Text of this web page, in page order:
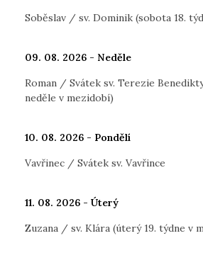
Soběslav / sv. Dominik (sobota 18.
09. 08. 2026 - Neděle
Roman / Svátek sv. Terezie
neděle v mezidobí)
10. 08. 2026 - Pondělí
Vavřinec / Svátek sv. Vavřince
11. 08. 2026 - Úterý
Zuzana / sv. Klára (úterý 19. týdne v